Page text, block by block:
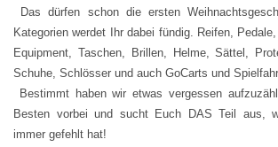
Das dürfen schon die ersten
Kategorien werdet Ihr dabei fündig. Reifen,
Equipment, Taschen, Brillen, Helme, Sättel,
Schuhe, Schlösser und auch GoCarts und
Bestimmt haben wir etwas vergessen
Besten vorbei und sucht Euch DAS Teil aus,
immer gefehlt hat!